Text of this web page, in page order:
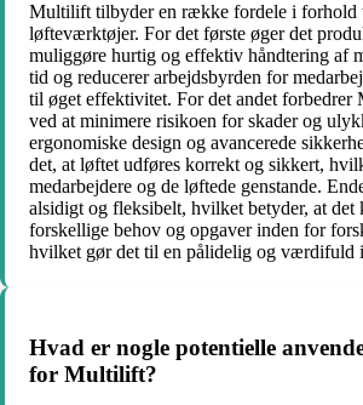
Multilift tilbyder en række fordele i forhold
løfteværktøjer. For det første øger det
muliggøre hurtig og effektiv håndtering af
tid og reducerer arbejdsbyrden for
til øget effektivitet. For det andet forbedrer
ved at minimere risikoen for skader og
ergonomiske design og avancerede
det, at løftet udføres korrekt og sikkert,
medarbejdere og de løftede genstande.
alsidigt og fleksibelt, hvilket betyder, at det
forskellige behov og opgaver inden for
hvilket gør det til en pålidelig og værdifuld
Hvad er nogle potentielle
for Multilift?